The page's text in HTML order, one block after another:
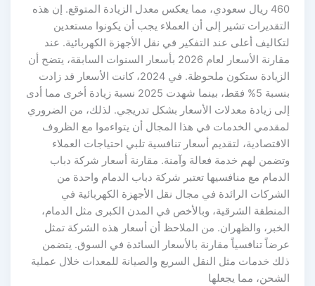
460 ريال سعودي، مما يعكس معدل الزيادة المتوقع. إن هذه
التقديرات تشير إلى أن العملاء يجب أن يكونوا مستعدين
لتكاليف أعلى عند التفكير في نقل الأجهزة الكهربائية. عند
مقارنة الأسعار لعام 2026 بأسعار السنوات السابقة، يتضح أن
الزيادة ستكون ملحوظة. في 2024، كانت الأسعار قد زادت
بنسبة 5% فقط، بينما شهدت 2025 نسبة زيادة أخرى مما أدى
إلى زيادة معدلات الأسعار بشكل تدريجي. لذلك، من الضروري
لمقدمي الخدمات في هذا المجال أن يتواءموا مع الظروف
الاقتصادية، لتقديم أسعار تنافسية تلبي احتياجات العملاء
وتضمن لهم خدمة فعالة وآمنة. مقارنة أسعار شركة دباب
الدمام مع منافسيها تعتبر شركة دباب الدمام واحدة من
الشركات الرائدة في مجال نقل الأجهزة الكهربائية في
المنطقة الشرقية، وبالأخص في المدن الكبرى مثل الدمام،
الخبر، والظهران. من الملاحظ أن أسعار هذه الشركة تمثل
عرضاً تنافسياً مقارنة بالأسعار السائدة في السوق. يتضمن
ذلك خدمات مثل النقل السريع والصيانة للمعدات خلال عملية
الشحن، مما يجعلها